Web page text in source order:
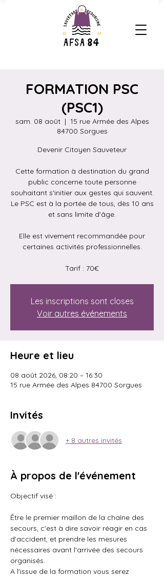
FORMATION PSC
(PSC1)
sam. 08 août
  |
15 rue Armée des Alpes
84700 Sorgues
Devenir Citoyen Sauveteur
Cette formation à destination du grand
public concerne toute personne
souhaitant s'initier aux gestes qui sauvent.
Le PSC est à la portée de tous, dès 10 ans
et sans limite d'âge.
Elle est vivement recommandée pour
certaines activités professionnelles.
Tarif : 70€
Les inscriptions sont closes
Voir autres événements
Heure et lieu
08 août 2026, 08:20 – 16:30
15 rue Armée des Alpes 84700 Sorgues
Invités
+ 8 autres invités
À propos de l'événement
Objectif visé :
Être le premier maillon de la chaîne des
secours, c'est à dire savoir réagir en cas
d'accident, et prendre les mesures
nécessaires avant l'arrivée des secours
organisés.
A l'issue de la formation vous serez